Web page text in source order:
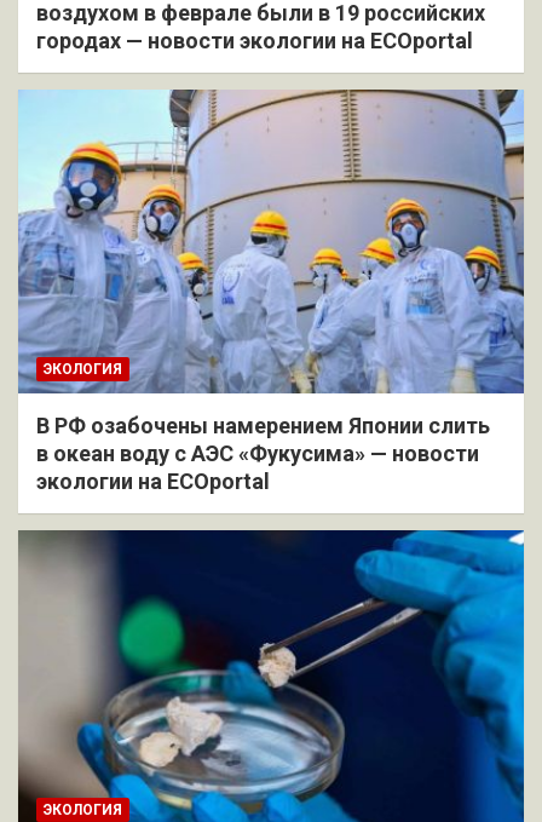
воздухом в феврале были в 19 российских
городах — новости экологии на ECOportal
ЭКОЛОГИЯ
В РФ озабочены намерением Японии слить
в океан воду с АЭС «Фукусима» — новости
экологии на ECOportal
ЭКОЛОГИЯ